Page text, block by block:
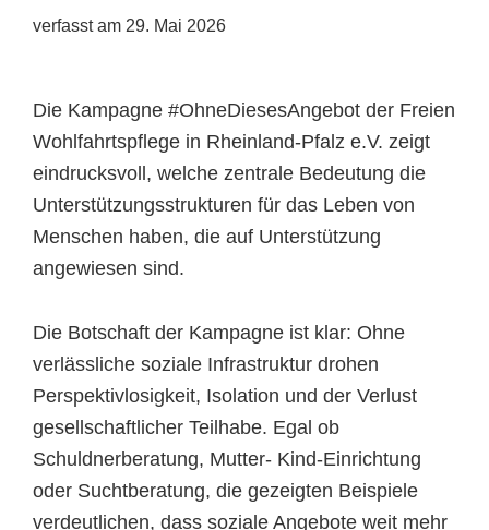
verfasst am 29. Mai 2026
Die Kampagne #OhneDiesesAngebot der Freien
Wohlfahrtspflege in Rheinland-Pfalz e.V. zeigt
eindrucksvoll, welche zentrale Bedeutung die
Unterstützungsstrukturen für das Leben von
Menschen haben, die auf Unterstützung
angewiesen sind.
Die Botschaft der Kampagne ist klar: Ohne
verlässliche soziale Infrastruktur drohen
Perspektivlosigkeit, Isolation und der Verlust
gesellschaftlicher Teilhabe. Egal ob
Schuldnerberatung, Mutter- Kind-Einrichtung
oder Suchtberatung, die gezeigten Beispiele
verdeutlichen, dass soziale Angebote weit mehr